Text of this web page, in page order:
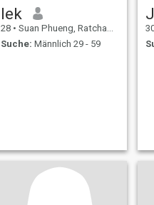
lek
28 • Suan Phueng, Ratchaburi, Thailand
Suche: Männlich 29 - 59